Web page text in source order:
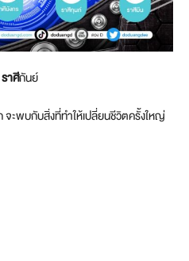
ราศีกันย์
ะพบกับสิ่งที่ทำให้เปลี่ยนชีวิตครั้งใหญ่